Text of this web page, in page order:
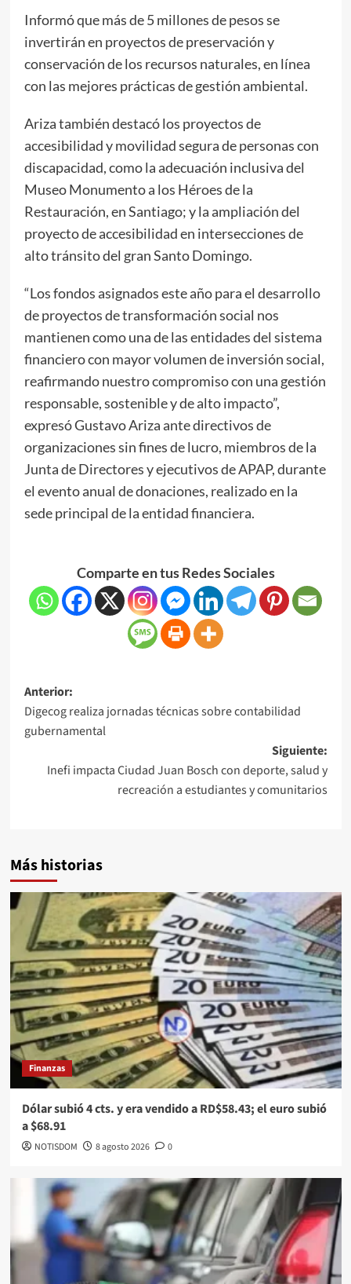
Informó que más de 5 millones de pesos se
invertirán en proyectos de preservación y
conservación de los recursos naturales, en línea
con las mejores prácticas de gestión ambiental.
Ariza también destacó los proyectos de
accesibilidad y movilidad segura de personas con
discapacidad, como la adecuación inclusiva del
Museo Monumento a los Héroes de la
Restauración, en Santiago; y la ampliación del
proyecto de accesibilidad en intersecciones de
alto tránsito del gran Santo Domingo.
“Los fondos asignados este año para el desarrollo
de proyectos de transformación social nos
mantienen como una de las entidades del sistema
financiero con mayor volumen de inversión social,
reafirmando nuestro compromiso con una gestión
responsable, sostenible y de alto impacto”,
expresó Gustavo Ariza ante directivos de
organizaciones sin fines de lucro, miembros de la
Junta de Directores y ejecutivos de APAP, durante
el evento anual de donaciones, realizado en la
sede principal de la entidad financiera.
Comparte en tus Redes Sociales
Anterior:
Digecog realiza jornadas técnicas sobre contabilidad
gubernamental
Siguiente:
Inefi impacta Ciudad Juan Bosch con deporte, salud y
recreación a estudiantes y comunitarios
Más historias
Finanzas
Dólar subió 4 cts. y era vendido a RD$58.43; el euro subió
a $68.91
NOTISDOM 8 agosto 2026 0